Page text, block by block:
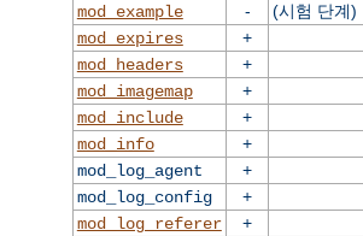
mod_example
-
(시험 단계)
mod_expires
+
mod_headers
+
mod_imagemap
+
mod_include
+
mod_info
+
mod_log_agent
+
mod_log_config
+
mod_log_referer
+